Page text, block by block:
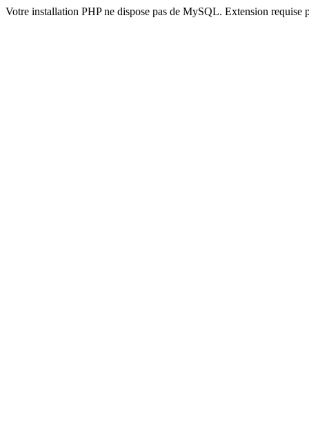
Votre installation PHP ne dispose pas de MySQL. Extension requise